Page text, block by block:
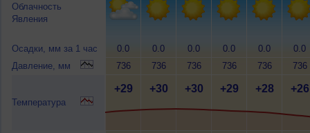
Облачность
Явления
Осадки, мм за 1 час
Давление, мм
Температура
0.0
736
+29
0.0
736
+30
0.0
736
+30
0.0
736
+29
0.0
736
+28
0.0
736
+26